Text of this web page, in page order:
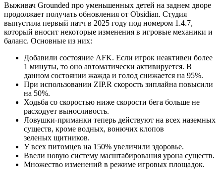
Выживач Grounded про уменьшенных детей на заднем дворе
продолжает получать обновления от Obsidian. Студия
выпустила первый патч в 2025 году под номером 1.4.7,
который вносит некоторые изменения в игровые механики и
баланс. Основные из них:
Добавили состояние AFK. Если игрок неактивен более
1 минуты, то оно автоматически активируется. В
данном состоянии жажда и голод снижается на 95%.
При использовании ZIP.R скорость зиплайна повысили
на 50%.
Ходьба со скоростью ниже скорости бега больше не
расходует выносливость.
Ловушки-приманки теперь действуют на всех наземных
существ, кроме водных, вонючих клопов
зеленых щитников.
У всех питомцев на 150% увеличили здоровье.
Ввели новую систему масштабирования урона существ.
Множество изменений в режиме игровых площадок.